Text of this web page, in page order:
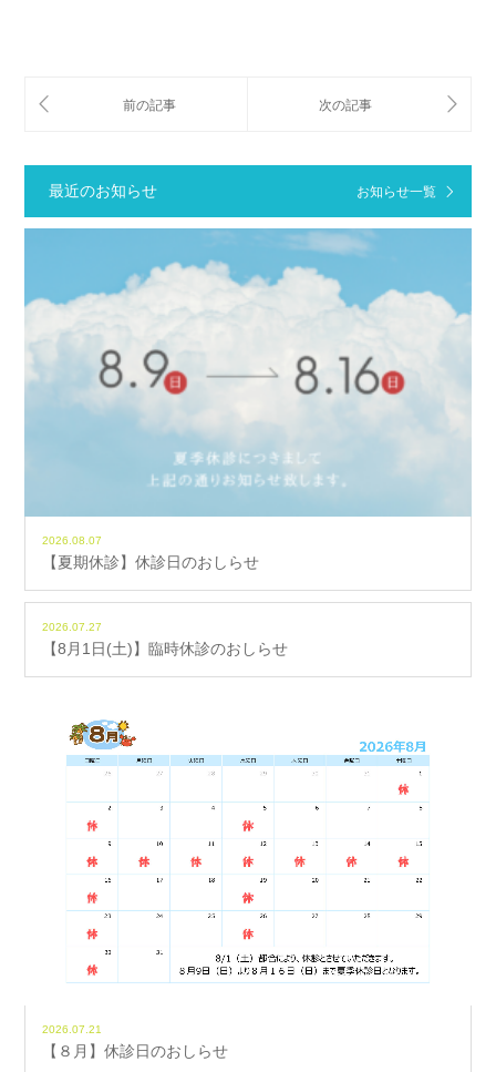
最近のお知らせ お知らせ一覧
2026.08.07
【夏期休診】休診日のおしらせ
2026.07.27
【8月1日(土)】臨時休診のおしらせ
2026.07.21
【８月】休診日のおしらせ